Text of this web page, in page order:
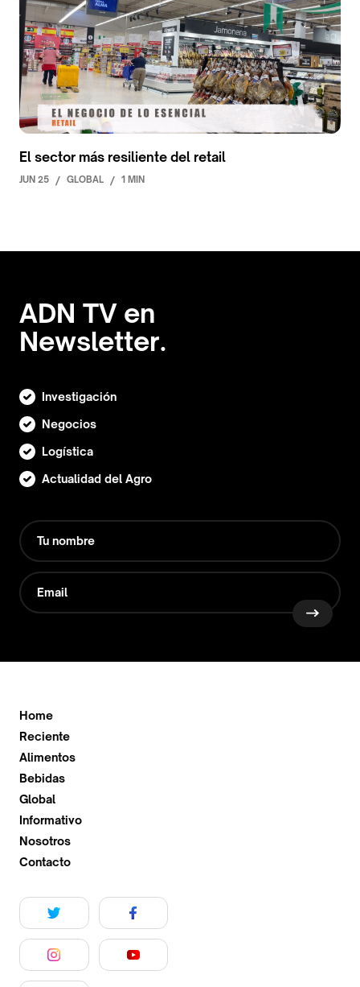
El sector más resiliente del retail
JUN 25 / GLOBAL / 1 MIN
ADN TV en
Newsletter.
Investigación
Negocios
Logística
Actualidad del Agro
Home
Reciente
Alimentos
Bebidas
Global
Informativo
Nosotros
Contacto